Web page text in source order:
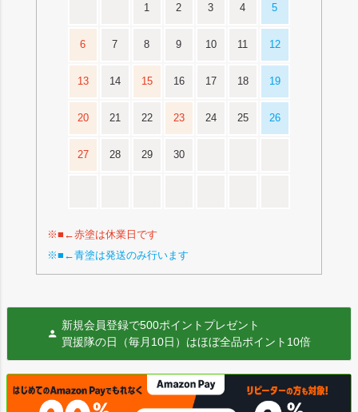
1 2 3 4 5
6 7 8 9 10 11 12
13 14 15 16 17 18 19
20 21 22 23 24 25 26
27 28 29 30
※■←赤塗は休業日です
※■←青塗は発送のみ行います
新規会員登録で500ポイントプレゼント
買援隊の日（毎月10日）はほぼ全品ポイント10倍